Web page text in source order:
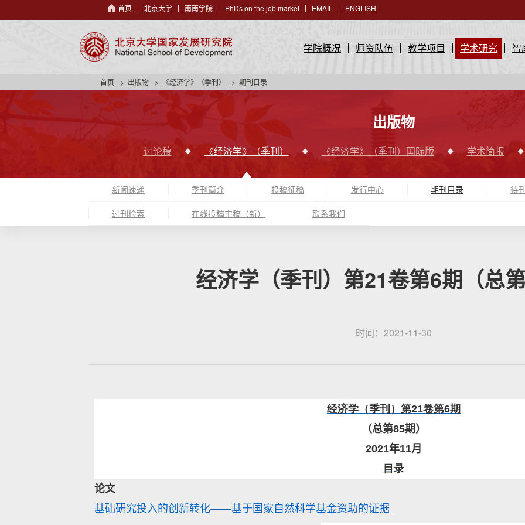
首页 北京大学 南南学院 PhDs on the job market EMAIL ENGLISH
学院概况 师资队伍 教学项目 学术研究 智
首页 出版物 《经济学》（季刊） 期刊目录
出版物
讨论稿 《经济学》（季刊） 《经济学》（季刊）国际版 学术简报
新闻速递 季刊简介 投稿征稿 发行中心 期刊目录 待
过刊检索 在线投稿审稿（新） 联系我们
经济学（季刊）第21卷第6期（总
时间：2021-11-30
经济学（季刊）第21卷第6期
（总第85期）
2021年11月
目录
论文
基础研究投入的创新转化——基于国家自然科学基金资助的证据